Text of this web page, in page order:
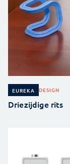
EUREKA DESIGN
Driezijdige rits